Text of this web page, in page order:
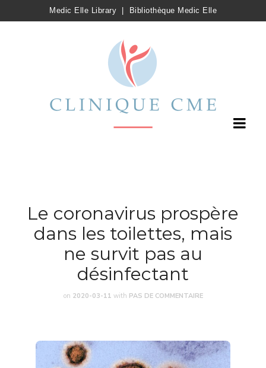
Medic Elle Library Bibliothèque Medic Elle
Le coronavirus prospère
dans les toilettes, mais
ne survit pas au
désinfectant
on 2020-03-11 with PAS DE COMMENTAIRE